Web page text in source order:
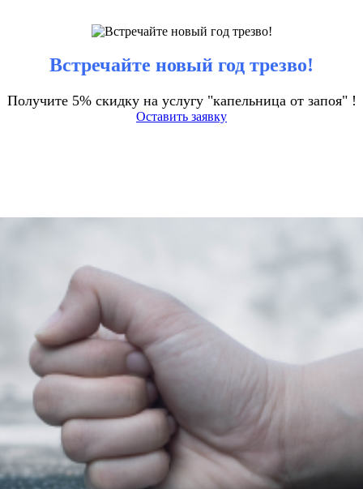
Встречайте новый год трезво!
Получите 5% скидку на услугу "капельница от запоя" !
Оставить заявку